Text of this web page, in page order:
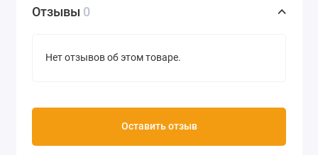
Отзывы 0
Нет отзывов об этом товаре.
Оставить отзыв